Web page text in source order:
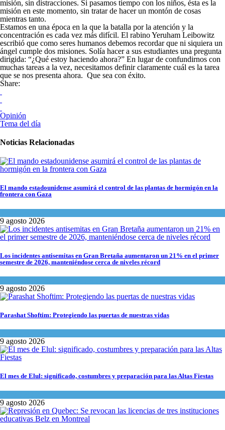
misión, sin distracciones. Si pasamos tiempo con los niños, ésta es la
misión en este momento, sin tratar de hacer un montón de cosas
mientras tanto.
Estamos en una época en la que la batalla por la atención y la
concentración es cada vez más difícil. El rabino Yeruham Leibowitz
escribió que como seres humanos debemos recordar que ni siquiera un
ángel cumple dos misiones. Solía ​​hacer a sus estudiantes una pregunta
dirigida: “¿Qué estoy haciendo ahora?” En lugar de confundirnos con
muchas tareas a la vez, necesitamos definir claramente cuál es la tarea
que se nos presenta ahora. Que sea con éxito.
Share:
Opinión
Tema del día
Noticias Relacionadas
El mando estadounidense asumirá el control de las plantas de hormigón en la
frontera con Gaza
9 agosto 2026
Los incidentes antisemitas en Gran Bretaña aumentaron un 21% en el primer
semestre de 2026, manteniéndose cerca de niveles récord
9 agosto 2026
Parashat Shoftim: Protegiendo las puertas de nuestras vidas
9 agosto 2026
El mes de Elul: significado, costumbres y preparación para las Altas Fiestas
9 agosto 2026